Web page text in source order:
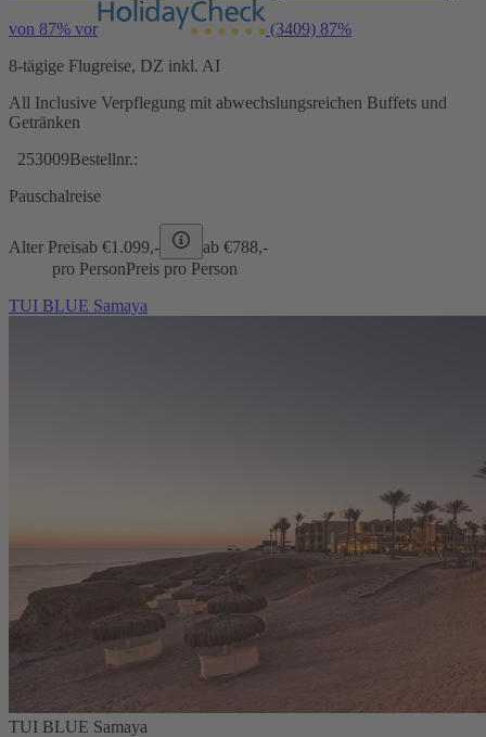
von 87% vor (3409) 87%
8-tägige Flugreise, DZ inkl. AI
All Inclusive Verpflegung mit abwechslungsreichen Buffets und
Getränken
253009Bestellnr.:
Pauschalreise
Alter Preisab €1.099,- ab €788,-
pro PersonPreis pro Person
TUI BLUE Samaya
TUI BLUE Samaya